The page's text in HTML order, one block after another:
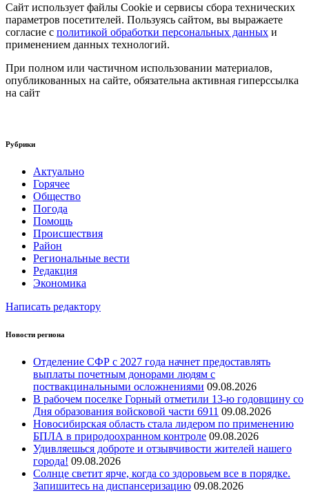
Сайт использует файлы Cookie и сервисы сбора технических
параметров посетителей. Пользуясь сайтом, вы выражаете
согласие с политикой обработки персональных данных и
применением данных технологий.
При полном или частичном использовании материалов,
опубликованных на сайте, обязательна активная гиперссылка
на сайт
Рубрики
Актуально
Горячее
Общество
Погода
Помощь
Происшествия
Район
Региональные вести
Редакция
Экономика
Написать редактору
Новости региона
Отделение СФР с 2027 года начнет предоставлять
выплаты почетным донорами людям с
поствакцинальными осложнениями 09.08.2026
В рабочем поселке Горный отметили 13-ю годовщину со
Дня образования войсковой части 6911 09.08.2026
Новосибирская область стала лидером по применению
БПЛА в природоохранном контроле 09.08.2026
Удивляешься доброте и отзывчивости жителей нашего
города! 09.08.2026
Солнце светит ярче, когда со здоровьем все в порядке.
Запишитесь на диспансеризацию 09.08.2026